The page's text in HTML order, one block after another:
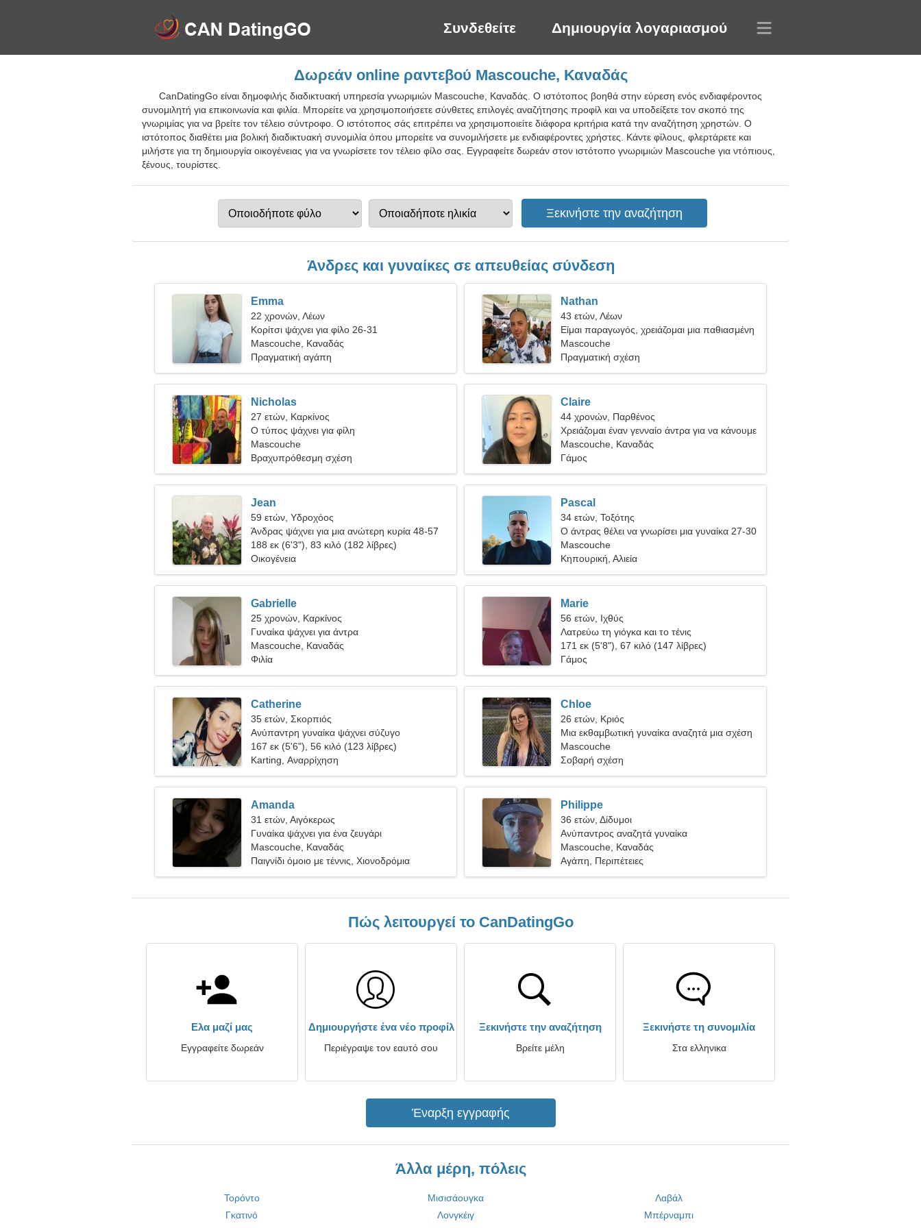
Συνδεθείτε Δημιουργία λογαριασμού
Δωρεάν online ραντεβού Mascouche, Καναδάς
CanDatingGo είναι δημοφιλής διαδικτυακή υπηρεσία γνωριμιών Mascouche, Καναδάς. Ο ιστότοπος βοηθά στην εύρεση ενός ενδιαφέροντος
συνομιλητή για επικοινωνία και φιλία. Μπορείτε να χρησιμοποιήσετε σύνθετες επιλογές αναζήτησης προφίλ και να υποδείξετε τον σκοπό της
γνωριμίας για να βρείτε τον τέλειο σύντροφο. Ο ιστότοπος σάς επιτρέπει να χρησιμοποιείτε διάφορα κριτήρια κατά την αναζήτηση χρηστών. Ο
ιστότοπος διαθέτει μια βολική διαδικτυακή συνομιλία όπου μπορείτε να συνομιλήσετε με ενδιαφέροντες χρήστες. Κάντε φίλους, φλερτάρετε και
μιλήστε για τη δημιουργία οικογένειας για να γνωρίσετε τον τέλειο φίλο σας. Εγγραφείτε δωρεάν στον ιστότοπο γνωριμιών Mascouche για ντόπιους,
ξένους, τουρίστες.
Άνδρες και γυναίκες σε απευθείας σύνδεση
Emma
22 χρονών, Λέων
Κορίτσι ψάχνει για φίλο 26-31
Mascouche, Καναδάς
Πραγματική αγάπη
Nathan
43 ετών, Λέων
Είμαι παραγωγός, χρειάζομαι μια παθιασμένη
γυναίκα
Mascouche
Πραγματική σχέση
Nicholas
27 ετών, Καρκίνος
Ο τύπος ψάχνει για φίλη
Mascouche
Βραχυπρόθεσμη σχέση
Claire
44 χρονών, Παρθένος
Χρειάζομαι έναν γενναίο άντρα για να κάνουμε
σκι μαζί
Mascouche, Καναδάς
Γάμος
Jean
59 ετών, Υδροχόος
Άνδρας ψάχνει για μια ανώτερη κυρία 48-57
188 εκ (6'3"), 83 κιλό (182 λίβρες)
Οικογένεια
Pascal
34 ετών, Τοξότης
Ο άντρας θέλει να γνωρίσει μια γυναίκα 27-30
Mascouche
Κηπουρική, Αλιεία
Gabrielle
25 χρονών, Καρκίνος
Γυναίκα ψάχνει για άντρα
Mascouche, Καναδάς
Φιλία
Marie
56 ετών, Ιχθύς
Λατρεύω τη γιόγκα και το τένις
171 εκ (5'8"), 67 κιλό (147 λίβρες)
Γάμος
Catherine
35 ετών, Σκορπιός
Ανύπαντρη γυναίκα ψάχνει σύζυγο
167 εκ (5'6"), 56 κιλό (123 λίβρες)
Karting, Αναρρίχηση
Chloe
26 ετών, Κριός
Μια εκθαμβωτική γυναίκα αναζητά μια σχέση
αγάπης
Mascouche
Σοβαρή σχέση
Amanda
31 ετών, Αιγόκερως
Γυναίκα ψάχνει για ένα ζευγάρι
Mascouche, Καναδάς
Παιγνίδι όμοιο με τέννις, Χιονοδρόμια
Philippe
36 ετών, Δίδυμοι
Ανύπαντρος αναζητά γυναίκα
Mascouche, Καναδάς
Αγάπη, Περιπέτειες
Πώς λειτουργεί το CanDatingGo
Ελα μαζί μας
Εγγραφείτε δωρεάν
Δημιουργήστε ένα νέο προφίλ
Περιέγραψε τον εαυτό σου
Ξεκινήστε την αναζήτηση
Βρείτε μέλη
Ξεκινήστε τη συνομιλία
Στα ελληνικα
Έναρξη εγγραφής
Άλλα μέρη, πόλεις
Τορόντο Μισισάουγκα
Λαβάλ
Γκατινό
Λονγκέιγ
Μπέρναμπι